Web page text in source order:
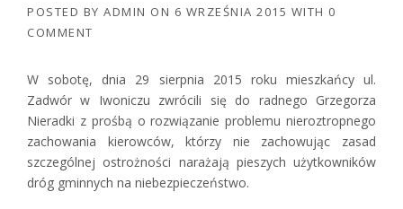
POSTED BY ADMIN ON 6 WRZEŚNIA 2015 WITH 0
COMMENT
W sobotę, dnia 29 sierpnia 2015 roku mieszkańcy ul.
Zadwór w Iwoniczu zwrócili się do radnego Grzegorza
Nieradki z prośbą o rozwiązanie problemu nieroztropnego
zachowania kierowców, którzy nie zachowując zasad
szczególnej ostrożności narażają pieszych użytkowników
dróg gminnych na niebezpieczeństwo.